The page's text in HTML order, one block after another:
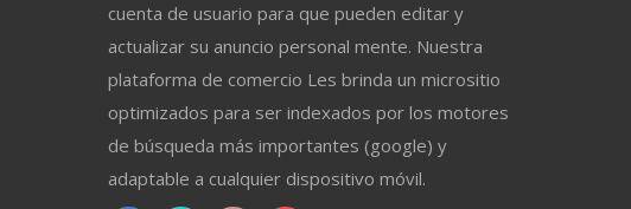
cuenta de usuario para que pueden editar y
actualizar su anuncio personal mente. Nuestra
plataforma de comercio Les brinda un micrositio
optimizados para ser indexados por los motores
de búsqueda más importantes (google) y
adaptable a cualquier dispositivo móvil.